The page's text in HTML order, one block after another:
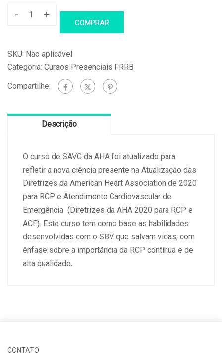
-
ACLS
Avançado
Vida
(14
quantidade
+
COMPRAR
SKU: Não aplicável
Categoria: Cursos Presenciais FRRB
Compartilhe:
Descrição
O curso de SAVC da AHA foi atualizado para
refletir a nova ciência presente na Atualização das
Diretrizes da American Heart Association de 2020
para RCP e Atendimento Cardiovascular de
Emergência (Diretrizes da AHA 2020 para RCP e
ACE). Este curso tem como base as habilidades
desenvolvidas com o SBV que salvam vidas, com
ênfase sobre a importância da RCP contínua e de
alta qualidade.
CONTATO